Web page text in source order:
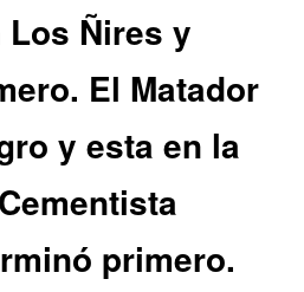
Ñires y
El Matador
y esta en la
primero.